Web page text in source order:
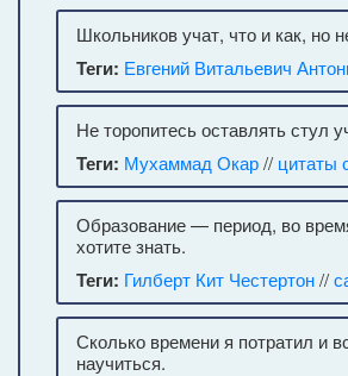
Школьников учат, что и как, но
Теги: Евгений Витальевич
Не торопитесь оставлять стул
Теги: Мухаммад Окар// цитаты
Образование — период, во
хотите знать.
Теги: Гилберт Кит Честертон//
Сколько времени я потратил и
научиться.